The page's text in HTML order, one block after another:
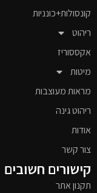
קונסולות+כונניות
ריהוט
אקססוריז
מיטות
מראות מעוצבות
ריהוט גינה
אודות
צור קשר
קישורים חשובים
תקנון אתר